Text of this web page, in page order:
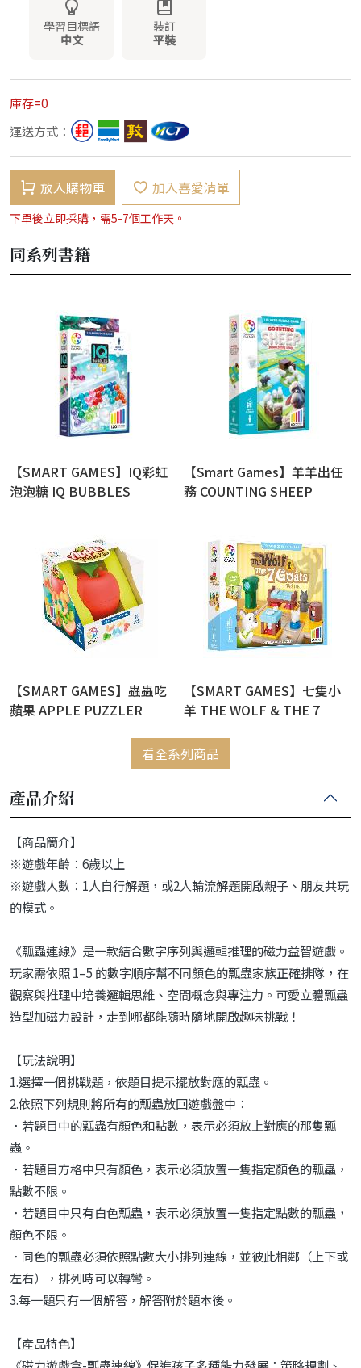
學習目標語
中文
裝訂
平裝
庫存=0
運送方式：
放入購物車 加入喜愛清單
下單後立即採購，需5-7個工作天。
同系列書籍
【SMART GAMES】IQ彩虹
泡泡糖 IQ BUBBLES
【Smart Games】羊羊出任
務 COUNTING SHEEP
【SMART GAMES】蟲蟲吃
蘋果 APPLE PUZZLER
【SMART GAMES】七隻小
羊 THE WOLF & THE 7
看全系列商品
產品介紹
【商品簡介】
※遊戲年齡：6歲以上
※遊戲人數：1人自行解題，或2人輪流解題開啟親子、朋友共玩
的模式。
《瓢蟲連線》是一款結合數字序列與邏輯推理的磁力益智遊戲。
玩家需依照 1–5 的數字順序幫不同顏色的瓢蟲家族正確排隊，在
觀察與推理中培養邏輯思維、空間概念與專注力。可愛立體瓢蟲
造型加磁力設計，走到哪都能隨時隨地開啟趣味挑戰！
【玩法說明】
1.選擇一個挑戰題，依題目提示擺放對應的瓢蟲。
2.依照下列規則將所有的瓢蟲放回遊戲盤中：
．若題目中的瓢蟲有顏色和點數，表示必須放上對應的那隻瓢
蟲。
．若題目方格中只有顏色，表示必須放置一隻指定顏色的瓢蟲，
點數不限。
．若題目中只有白色瓢蟲，表示必須放置一隻指定點數的瓢蟲，
顏色不限。
．同色的瓢蟲必須依照點數大小排列連線，並彼此相鄰（上下或
左右），排列時可以轉彎。
3.每一題只有一個解答，解答附於題本後。
【產品特色】